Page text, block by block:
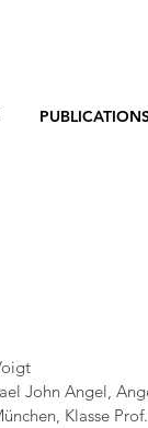
John Angel,
Klasse